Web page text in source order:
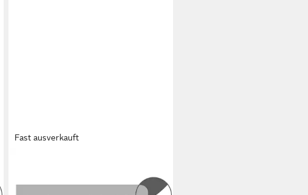
Fast ausverkauft
Sägeblatt Maschinensägeblatt 400